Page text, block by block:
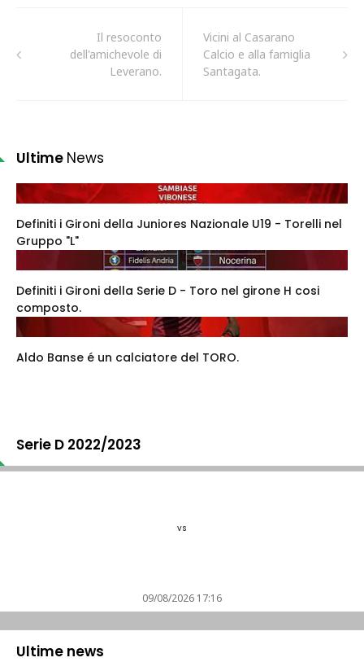
Il resoconto
dell'amichevole di
Leverano.
Vicini al Casarano
Calcio e alla famiglia
Santagata.
Ultime News
Definiti i Gironi della Juniores Nazionale U19 - Torelli nel
Gruppo "L"
Definiti i Gironi della Serie D - Toro nel girone H cosi
composto.
Aldo Banse é un calciatore del TORO.
Serie D 2022/2023
vs
09/08/2026 17:16
Ultime news